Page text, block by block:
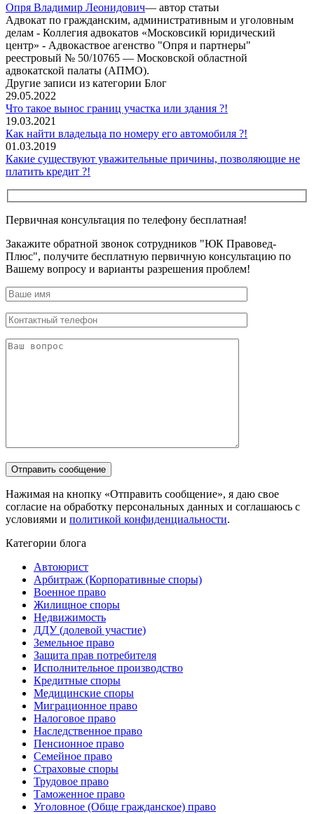
Опря Владимир Леонидович— автор статьи
Адвокат по гражданским, административным и уголовным
делам - Коллегия адвокатов «Московсикй юридический
центр» - Адвокаствое агенство "Опря и партнеры"
реестровый № 50/10765 — Московской областной
адвокатской палаты (АПМО).
Другие записи из категории Блог
29.05.2022
Что такое вынос границ участка или здания ?!
19.03.2021
Как найти владельца по номеру его автомобиля ?!
01.03.2019
Какие существуют уважительные причины, позволяющие не
платить кредит ?!
Первичная консультация по телефону бесплатная!
Закажите обратной звонок сотрудников "ЮК Правовед-
Плюс", получите бесплатную первичную консультацию по
Вашему вопросу и варианты разрешения проблем!
Нажимая на кнопку «Отправить сообщение», я даю свое
согласие на обработку персональных данных и соглашаюсь с
условиями и политикой конфиденциальности.
Категории блога
Автоюрист
Арбитраж (Корпоративные споры)
Военное право
Жилищное споры
Недвижимость
ДДУ (долевой участие)
Земельное право
Защита прав потребителя
Исполнительное производство
Кредитные споры
Медицинские споры
Миграционное право
Налоговое право
Наследственное право
Пенсионное право
Семейное право
Страховые споры
Трудовое право
Таможенное право
Уголовное (Обще гражданское) право